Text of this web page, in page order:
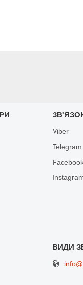
Viber
Telegram
Facebook
Іnstagram